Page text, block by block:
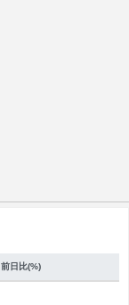
前日比(%)